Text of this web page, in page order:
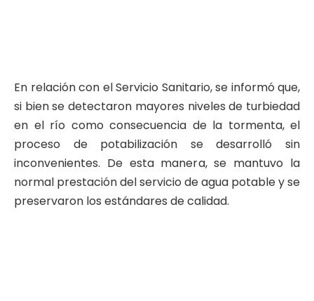
En relación con el Servicio Sanitario, se informó que,
si bien se detectaron mayores niveles de turbiedad
en el río como consecuencia de la tormenta, el
proceso de potabilización se desarrolló sin
inconvenientes. De esta manera, se mantuvo la
normal prestación del servicio de agua potable y se
preservaron los estándares de calidad.